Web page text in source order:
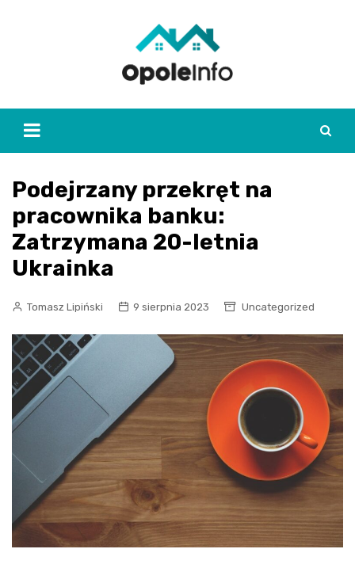
Podejrzany przekręt na
pracownika banku:
Zatrzymana 20-letnia
Ukrainka
Tomasz Lipiński 9 sierpnia 2023 Uncategorized